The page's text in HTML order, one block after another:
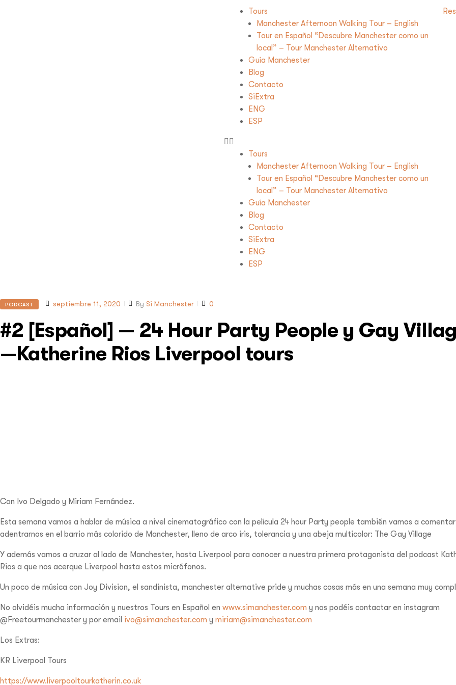
Tours
Manchester Afternoon Walking Tour – English
Tour en Español “Descubre Manchester como un
local” – Tour Manchester Alternativo
Guía Manchester
Blog
Contacto
SiExtra
ENG
ESP
Tours
Manchester Afternoon Walking Tour – English
Tour en Español “Descubre Manchester como un
local” – Tour Manchester Alternativo
Guía Manchester
Blog
Contacto
SiExtra
ENG
ESP
PODCAST septiembre 11, 2020 By Si Manchester 0
#2 [Español] — 24 Hour Party People y Gay
—Katherine Rios Liverpool tours
Con Ivo Delgado y Miriam Fernández.
Esta semana vamos a hablar de música a nivel cinematográfico con la película 24 hour Party people también vamos a
adentrarnos en el barrio más colorido de Manchester, lleno de arco iris, tolerancia y una abeja multicolor: The Gay Village
Y además vamos a cruzar al lado de Manchester, hasta Liverpool para conocer a nuestra primera protagonista del podcast
Rios a que nos acerque Liverpool hasta estos micrófonos.
Un poco de música con Joy Division, el sandinista, manchester alternative pride y muchas cosas más en una semana muy
No olvidéis mucha información y nuestros Tours en Español en www.simanchester.com y nos podéis contactar en instagram
@Freetourmanchester y por email ivo@simanchester.com y miriam@simanchester.com
Los Extras:
KR Liverpool Tours
https://www.liverpooltourkatherin.co.uk